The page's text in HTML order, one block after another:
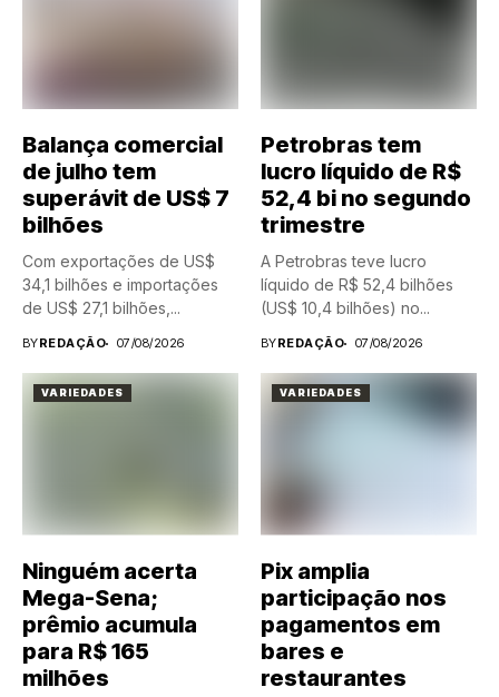
Balança comercial
de julho tem
superávit de US$ 7
bilhões
Com exportações de US$
34,1 bilhões e importações
de US$ 27,1 bilhões,...
BYREDAÇÃO 07/08/2026
Petrobras tem
lucro líquido de R$
52,4 bi no segundo
trimestre
A Petrobras teve lucro
líquido de R$ 52,4 bilhões
(US$ 10,4 bilhões) no...
BYREDAÇÃO 07/08/2026
VARIEDADES
Ninguém acerta
Mega-Sena;
prêmio acumula
para R$ 165
milhões
VARIEDADES
Pix amplia
participação nos
pagamentos em
bares e
restaurantes